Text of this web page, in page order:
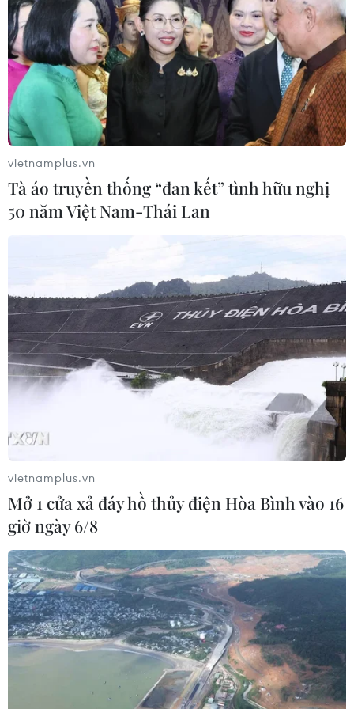
Đại lễ Vu Lan: Dành tình cảm cho những
người mẹ ở tuyến đầu chống dịch
Đại lễ Vu Lan được phát sóng trên kênh truyền hình An
Viên; các ứng dụng như: VTVcab, VNPT, Viettel, HTV,
BTV, SCTV, FPT, AVG, VieOn; các nền tảng mạng xã hội
Facebook, Youtube, Tiktok của An Viên TV.
Xem VTV đặc biệt ‘Ranh giới’: Biết trân
trọng từng hơi thở mỗi ngày
vietnamplus.vn
Tà áo truyền thống “đan kết” tình hữu nghị
50 năm Việt Nam-Thái Lan
vietnamplus.vn
Mở 1 cửa xả đáy hồ thủy điện Hòa Bình vào 16
giờ ngày 6/8